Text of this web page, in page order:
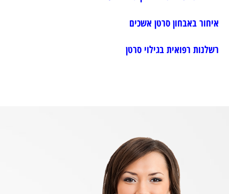
איחור באבחון סרטן אשכים
רשלנות רפואית בגילוי סרטן